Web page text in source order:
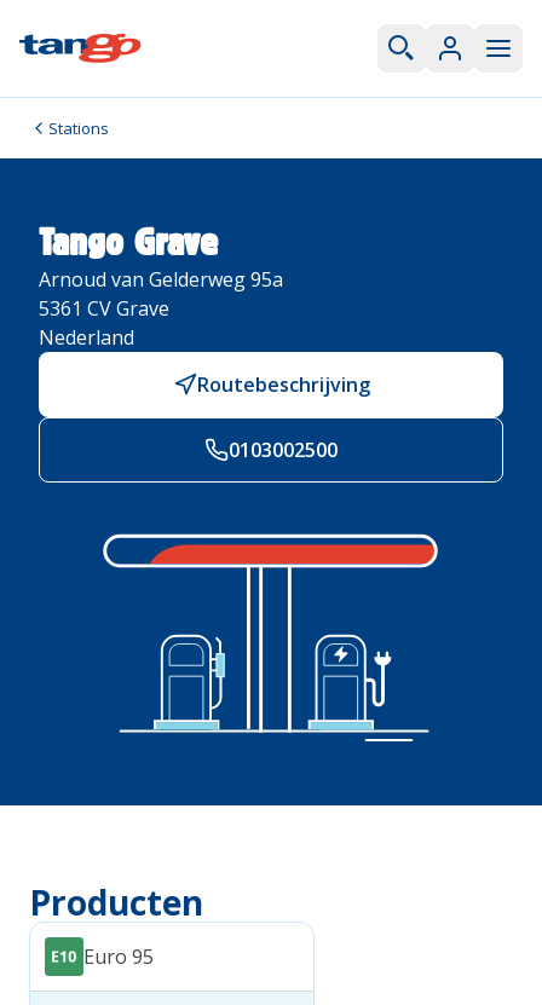
Stations
Tango Grave
Arnoud van Gelderweg 95a
5361 CVGrave
Nederland
Routebeschrijving
0103002500
Producten
Euro 95